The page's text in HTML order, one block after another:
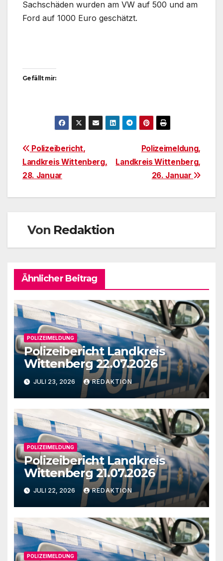
Sachschäden wurden am VW auf 500 und am
Ford auf 1000 Euro geschätzt.
Gefällt mir:
BeitragsnavigationPolizeimeldung,
Landkreis Wittenberg,
26. Januar
Polizeibericht,
Landkreis Wittenberg,
28. Januar
Von Redaktion
Ähnlicher Beitrag
POLIZEIMELDUNG
Polizeibericht Landkreis
Wittenberg 22.07.2026
JULI 23, 2026 REDAKTION
POLIZEIMELDUNG
Polizeibericht Landkreis
Wittenberg 21.07.2026
JULI 22, 2026 REDAKTION
POLIZEIMELDUNG